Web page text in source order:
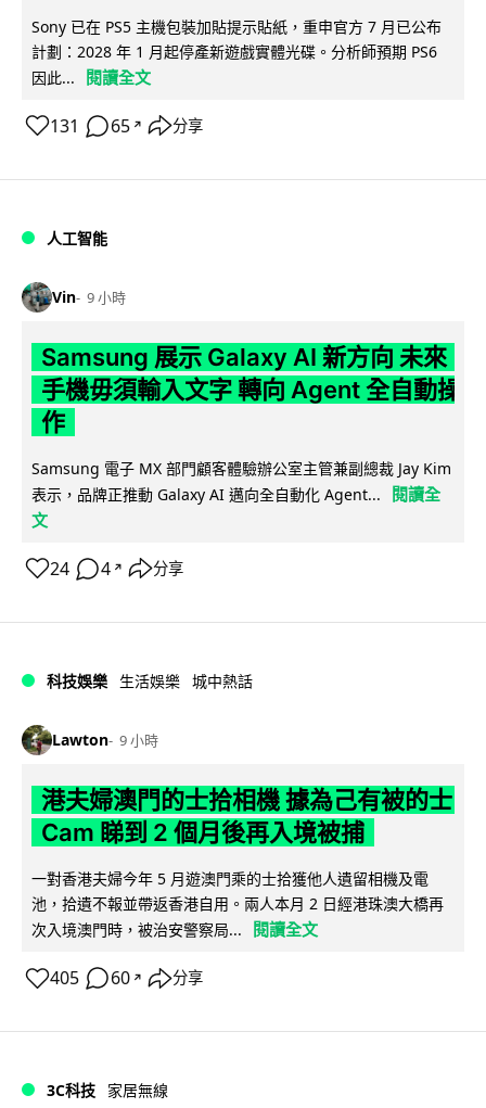
Sony 已在 PS5 主機包裝加貼提示貼紙，重申官方 7 月已公布
計劃：2028 年 1 月起停產新遊戲實體光碟。分析師預期 PS6
因此...
閱讀全文
131 65 ↗ 分享
人工智能
Vin 9 小時
Samsung 展示 Galaxy AI 新方向 未來
手機毋須輸入文字 轉向 Agent 全自動操
作
Samsung 電子 MX 部門顧客體驗辦公室主管兼副總裁 Jay Kim
表示，品牌正推動 Galaxy AI 邁向全自動化 Agent...
閱讀全
文
24 4 ↗ 分享
科技娛樂 生活娛樂 城中熱話
Lawton 9 小時
港夫婦澳門的士拾相機 據為己有被的士
Cam 睇到 2 個月後再入境被捕
一對香港夫婦今年 5 月遊澳門乘的士拾獲他人遺留相機及電
池，拾遺不報並帶返香港自用。兩人本月 2 日經港珠澳大橋再
次入境澳門時，被治安警察局...
閱讀全文
405 60 ↗ 分享
3C科技 家居無線